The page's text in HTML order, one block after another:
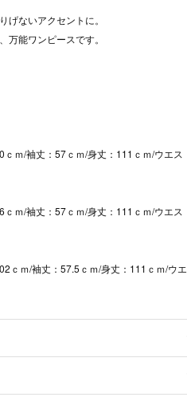
げないアクセントに。
万能ワンピースです。
ｃｍ/袖丈：57ｃｍ/身丈：111ｃｍ/ウエス
ｃｍ/袖丈：57ｃｍ/身丈：111ｃｍ/ウエス
ｃｍ/袖丈：57.5ｃｍ/身丈：111ｃｍ/ウエ